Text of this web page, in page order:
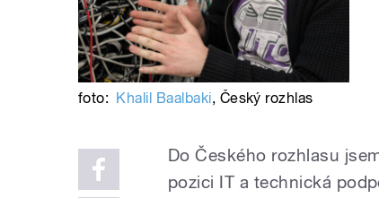
foto: Khalil Baalbaki, Český rozhlas
Do Českého rozhlasu
pozici IT a technická